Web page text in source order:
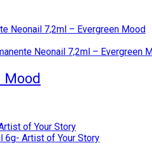
Mood